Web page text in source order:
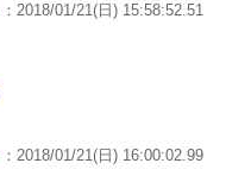
：2018/01/21(日) 15:58:52.51
：2018/01/21(日) 16:00:02.99